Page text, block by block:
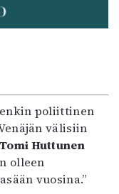
poliittinen
välisiin
Tomi Huttunen
olleen
vuosina.”